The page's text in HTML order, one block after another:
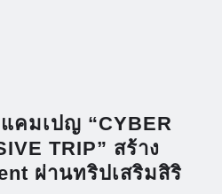
คมเปญ “CYBER
TRIP” สร้าง
ผ่านทริปเสริมสิริ